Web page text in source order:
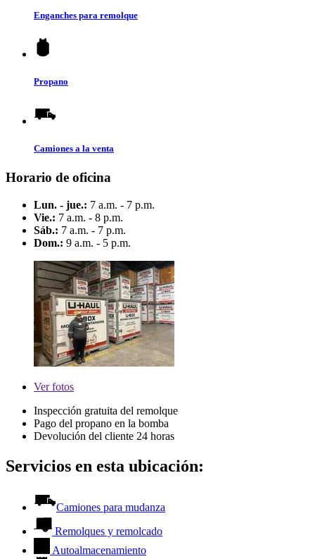
Enganches para remolque
Propano
Camiones a la venta
Horario de oficina
Lun. - jue.: 7 a.m. - 7 p.m.
Vie.: 7 a.m. - 8 p.m.
Sáb.: 7 a.m. - 7 p.m.
Dom.: 9 a.m. - 5 p.m.
Verfotos
Inspección gratuita del remolque
Pago del propano en la bomba
Devolución del cliente 24 horas
Servicios en esta ubicación:
Camiones para mudanza
Remolques y remolcado
Autoalmacenamiento